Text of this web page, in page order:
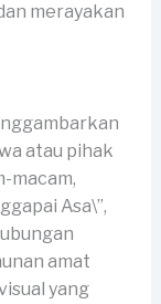
merayakan
atau pihak
macam,
Asa\”,
amat
yang